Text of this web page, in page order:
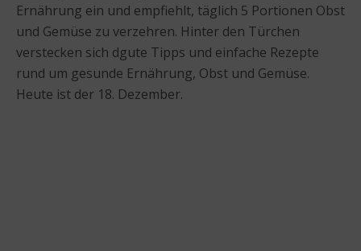
Ernährung ein und empfiehlt, täglich 5 Portionen Obst
und Gemüse zu verzehren. Hinter den Türchen
verstecken sich dgute Tipps und einfache Rezepte
rund um gesunde Ernährung, Obst und Gemüse.
Heute ist der 18. Dezember.